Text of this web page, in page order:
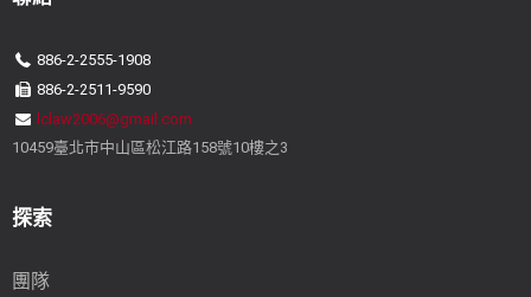
886-2-2555-1908
886-2-2511-9590
lclaw2006@gmail.com
10459臺北市中山區松江路158號10樓之3
探索
團隊